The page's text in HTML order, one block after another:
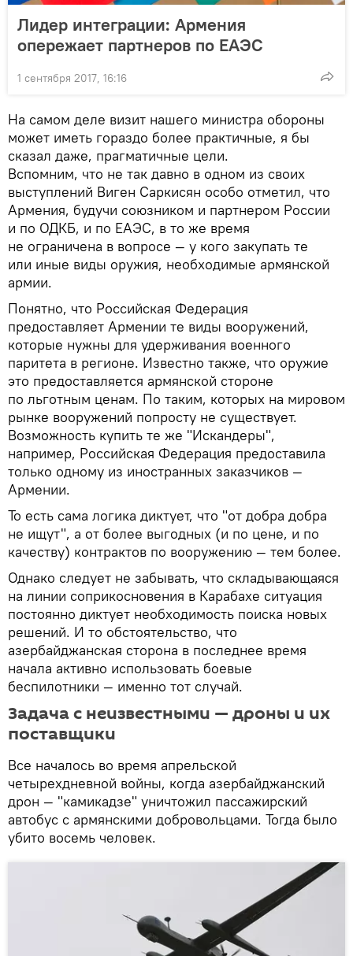
Лидер интеграции: Армения
опережает партнеров по ЕАЭС
1 сентября 2017, 16:16
На самом деле визит нашего министра обороны
может иметь гораздо более практичные, я бы
сказал даже, прагматичные цели.
Вспомним, что не так давно в одном из своих
выступлений Виген Саркисян особо отметил, что
Армения, будучи союзником и партнером России
и по ОДКБ, и по ЕАЭС, в то же время
не ограничена в вопросе — у кого закупать те
или иные виды оружия, необходимые армянской
армии.
Понятно, что Российская Федерация
предоставляет Армении те виды вооружений,
которые нужны для удерживания военного
паритета в регионе. Известно также, что оружие
это предоставляется армянской стороне
по льготным ценам. По таким, которых на мировом
рынке вооружений попросту не существует.
Возможность купить те же "Искандеры",
например, Российская Федерация предоставила
только одному из иностранных заказчиков —
Армении.
То есть сама логика диктует, что "от добра добра
не ищут", а от более выгодных (и по цене, и по
качеству) контрактов по вооружению — тем более.
Однако следует не забывать, что складывающаяся
на линии соприкосновения в Карабахе ситуация
постоянно диктует необходимость поиска новых
решений. И то обстоятельство, что
азербайджанская сторона в последнее время
начала активно использовать боевые
беспилотники — именно тот случай.
Задача с неизвестными — дроны и их
поставщики
Все началось во время апрельской
четырехдневной войны, когда азербайджанский
дрон — "камикадзе" уничтожил пассажирский
автобус с армянскими добровольцами. Тогда было
убито восемь человек.